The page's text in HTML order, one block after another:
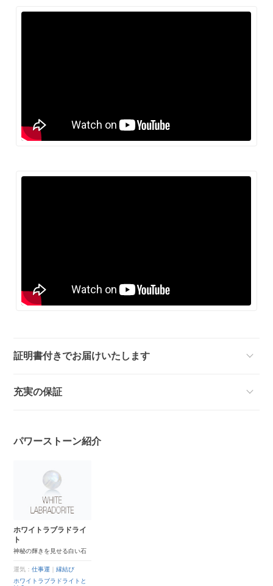
証明書付きでお届けいたします
充実の保証
パワーストーン紹介
ホワイトラブラドライ
ト
神秘の輝きを見せる白い石
運気：仕事運 ｜縁結び
ホワイトラブラドライトと